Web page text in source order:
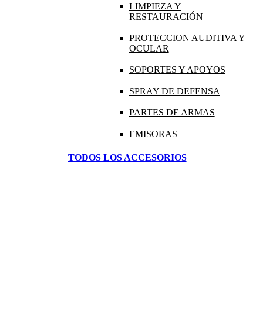
LIMPIEZA Y
RESTAURACIÓN
PROTECCION AUDITIVA Y
OCULAR
SOPORTES Y APOYOS
SPRAY DE DEFENSA
PARTES DE ARMAS
EMISORAS
TODOS LOS ACCESORIOS